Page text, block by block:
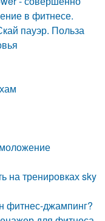
в фитнесе.
пауэр. Польза
на тренировках sky
фитнес-джампинг?